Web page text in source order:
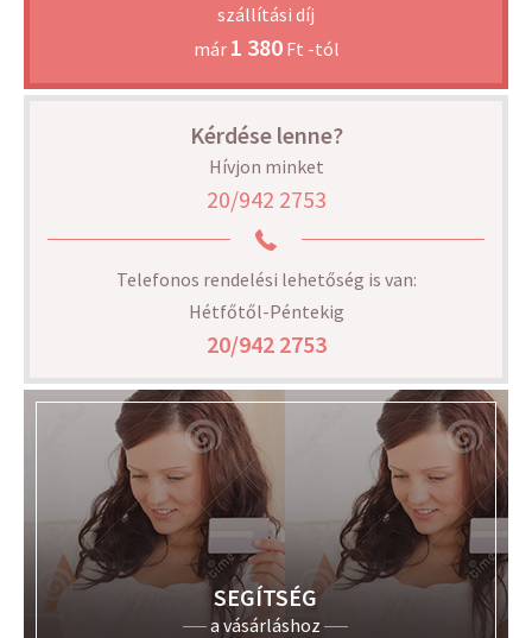
szállítási díj
már 1 380Ft -tól
Kérdése lenne?
Hívjon minket
20/942 2753
Telefonos rendelési lehetőség is van:
Hétfőtől-Péntekig
20/942 2753
SEGÍTSÉG
a vásárláshoz